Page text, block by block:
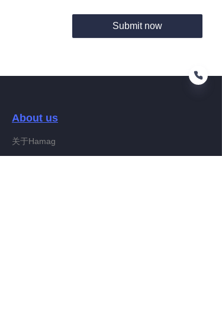
Submit now
About us
关于Hamag